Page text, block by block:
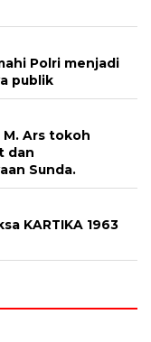
Polri menjadi
publik
M. Ars tokoh
dan
Sunda.
KARTIKA 1963